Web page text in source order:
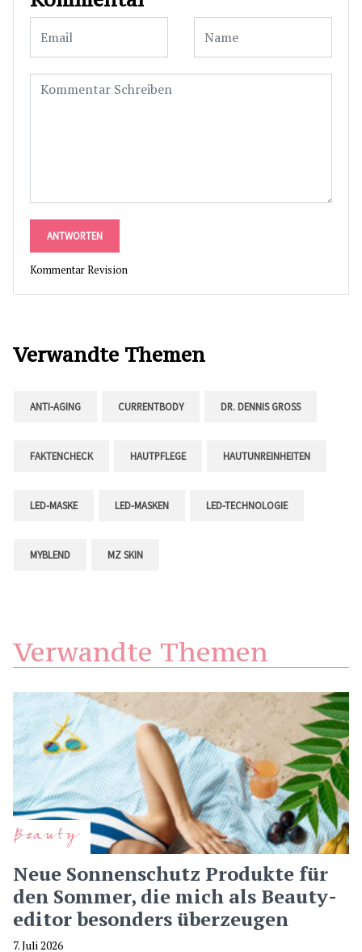
ANTWORTEN
Kommentar Revision
Verwandte Themen
ANTI-AGING CURRENTBODY DR. DENNIS GROSS
FAKTENCHECK HAUTPFLEGE HAUTUNREINHEITEN
LED-MASKE LED-MASKEN LED-TECHNOLOGIE
MYBLEND MZ SKIN
Verwandte Themen
Beauty
Neue Sonnenschutz Produkte für
den Sommer, die mich als Beauty-
editor besonders überzeugen
7. Juli 2026